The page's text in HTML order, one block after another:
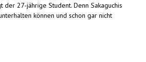
der 27-jährige Student. Denn Sakaguchis
können und schon gar nicht
is external)